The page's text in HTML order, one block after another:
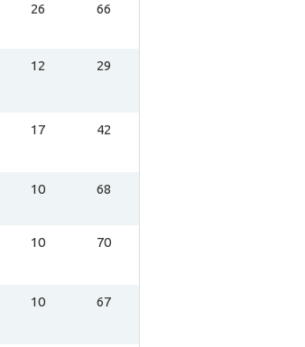
26 66
12 29
17 42
10 68
10 70
10 67